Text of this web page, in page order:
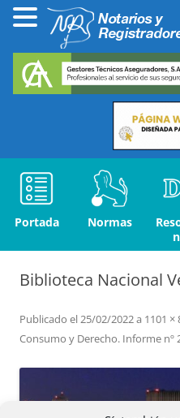
Portada Normas
Biblioteca Nacional
Publicado el25/02/2022a 1101 ×
Consumo y Derecho. Informe nº